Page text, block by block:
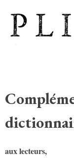
aux lecteurs,